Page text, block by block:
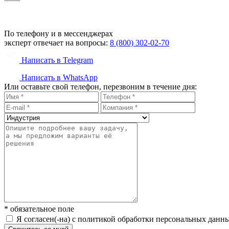
По телефону и в мессенджерах
эксперт отвечает на вопросы: 8 (800) 302-02-70
Написать в Telegram
Написать в WhatsApp
Или оставьте свой телефон, перезвоним в течение дня:
* обязательное поле
Я согласен(-на) с политикой обработки персональных